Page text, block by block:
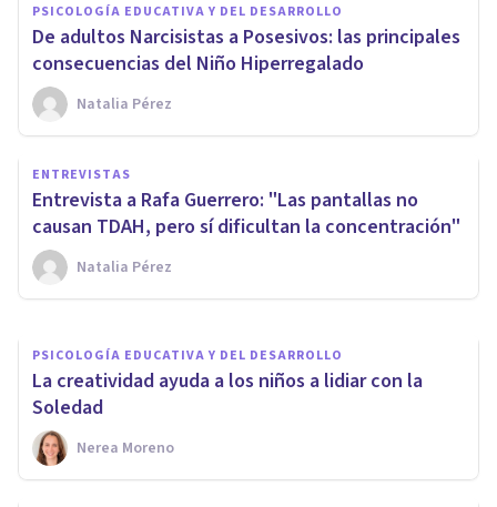
PSICOLOGÍA EDUCATIVA Y DEL DESARROLLO
De adultos Narcisistas a Posesivos: las principales
consecuencias del Niño Hiperregalado
Natalia Pérez
ENTREVISTAS
Entrevista a Rafa Guerrero: "Las pantallas no
causan TDAH, pero sí dificultan la concentración"
Natalia Pérez
¿El tener hijos cambia nuestra
ideología?
Nerea Moreno
PSICOLOGÍA EDUCATIVA Y DEL DESARROLLO
La creatividad ayuda a los niños a lidiar con la
Soledad
Nerea Moreno